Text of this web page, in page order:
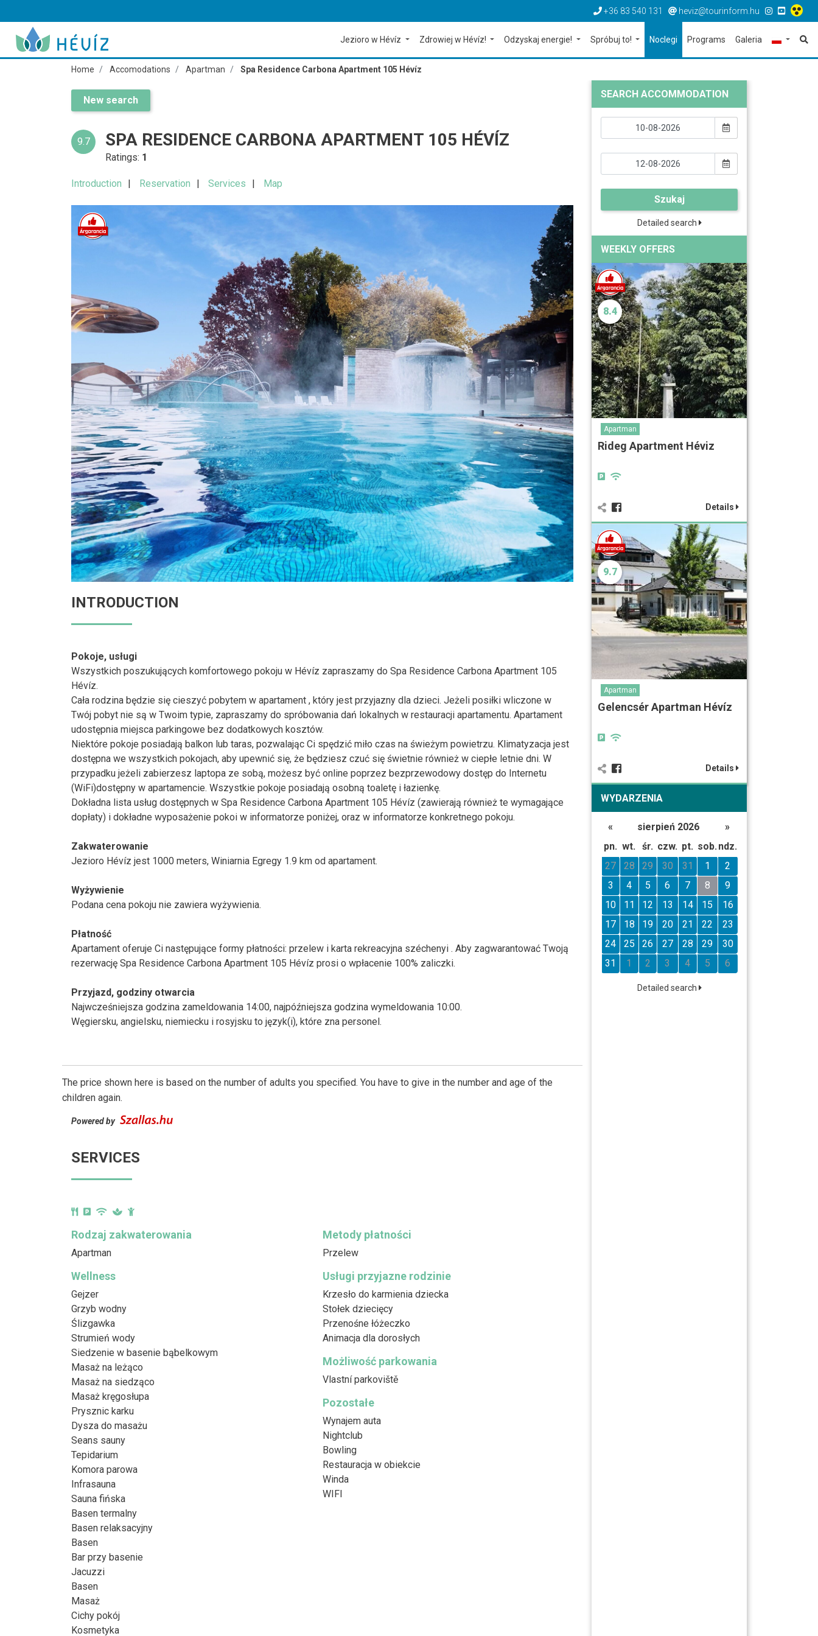
+36 83 540 131 heviz@tourinform.hu
Jezioro w Hévíz Zdrowiej w Hévíz! Odzyskaj energie! Spróbuj to! Noclegi Programs Galeria
Home Accomodations Apartman Spa Residence Carbona Apartment 105 Hévíz
New search
9.7 SPA RESIDENCE CARBONA APARTMENT 105 HÉVÍZ
Ratings: 1
Introduction Reservation Services Map
INTRODUCTION
Pokoje, usługi
Wszystkich poszukujących komfortowego pokoju w Hévíz zapraszamy do Spa Residence Carbona Apartment 105
Hévíz.
Cała rodzina będzie się cieszyć pobytem w apartament , który jest przyjazny dla dzieci. Jeżeli posiłki wliczone w
Twój pobyt nie są w Twoim typie, zapraszamy do spróbowania dań lokalnych w restauracji apartamentu. Apartament
udostępnia miejsca parkingowe bez dodatkowych kosztów.
Niektóre pokoje posiadają balkon lub taras, pozwalając Ci spędzić miło czas na świeżym powietrzu. Klimatyzacja jest
dostępna we wszystkich pokojach, aby upewnić się, że będziesz czuć się świetnie również w ciepłe letnie dni. W
przypadku jeżeli zabierzesz laptopa ze sobą, możesz być online poprzez bezprzewodowy dostęp do Internetu
(WiFi)dostępny w apartamencie. Wszystkie pokoje posiadają osobną toaletę i łazienkę.
Dokładna lista usług dostępnych w Spa Residence Carbona Apartment 105 Hévíz (zawierają również te wymagające
dopłaty) i dokładne wyposażenie pokoi w informatorze poniżej, oraz w informatorze konkretnego pokoju.
Zakwaterowanie
Jezioro Hévíz jest 1000 meters, Winiarnia Egregy 1.9 km od apartament.
Wyżywienie
Podana cena pokoju nie zawiera wyżywienia.
Płatność
Apartament oferuje Ci następujące formy płatności: przelew i karta rekreacyjna széchenyi . Aby zagwarantować Twoją
rezerwację Spa Residence Carbona Apartment 105 Hévíz prosi o wpłacenie 100% zaliczki.
Przyjazd, godziny otwarcia
Najwcześniejsza godzina zameldowania 14:00, najpóźniejsza godzina wymeldowania 10:00.
Węgiersku, angielsku, niemiecku i rosyjsku to język(i), które zna personel.
The price shown here is based on the number of adults you specified. You have to give in the number and age of the
children again.
Powered by
SERVICES
Rodzaj zakwaterowania
Apartman
Metody płatności
Przelew
Wellness
Gejzer
Grzyb wodny
Ślizgawka
Strumień wody
Siedzenie w basenie bąbelkowym
Masaż na leżąco
Masaż na siedząco
Masaż kręgosłupa
Prysznic karku
Dysza do masażu
Seans sauny
Tepidarium
Komora parowa
Infrasauna
Sauna fińska
Basen termalny
Basen relaksacyjny
Basen
Bar przy basenie
Jacuzzi
Basen
Masaż
Cichy pokój
Kosmetyka
Usługi przyjazne rodzinie
Krzesło do karmienia dziecka
Stołek dziecięcy
Przenośne łóżeczko
Animacja dla dorosłych
Możliwość parkowania
Vlastní parkoviště
Pozostałe
Wynajem auta
Nightclub
Bowling
Restauracja w obiekcie
Winda
WIFI
SEARCH ACCOMMODATION
Szukaj
Detailed search
WEEKLY OFFERS
8.4
Apartman
Rideg Apartment Héviz
Details
9.7
Apartman
Gelencsér Apartman Hévíz
Details
WYDARZENIA
« sierpień 2026
»
pn. wt. śr. czw. pt. sob. ndz.
27
28 29 30 31 1
2
3
4 5 6 7 8
9
10
11 12 13 14 15
16
17
18 19 20 21 22
23
24
25 26 27 28 29
30
31
1 2 3 4 5 6
Detailed search